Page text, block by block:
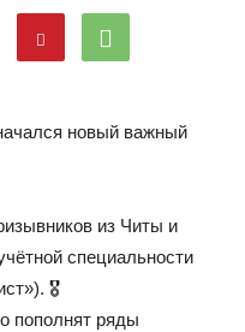
новый важный
из Читы и
специальности
🎖️
пополнят ряды